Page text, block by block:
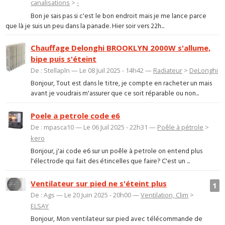
canalisations >-
Bon je sais pas si c'est le bon endroit mais je me lance parce
que là je suis un peu dans la panade. Hier soir vers 22h...
Chauffage Delonghi BROOKLYN 2000W s'allume,
bipe puis s'éteint
De : Stellapln — Le 08 Juil 2025 - 14h42 — Radiateur > DeLonghi
Bonjour, Tout est dans le titre, je compte en racheter un mais
avant je voudrais m'assurer que ce soit réparable ou non...
Poele a petrole code e6
De : mpasca10 — Le 06 Juil 2025 - 22h31 — Poêle à pétrole >
kero
Bonjour, j'ai code e6 sur un poêle à petrole on entend plus
l'électrode qui fait des étincelles que faire? C'est un ...
1
Ventilateur sur pied ne s'éteint plus
De : Ags — Le 20 Juin 2025 - 20h00 —Ventilation, Clim >
ELSAY
Bonjour, Mon ventilateur sur pied avec télécommande de